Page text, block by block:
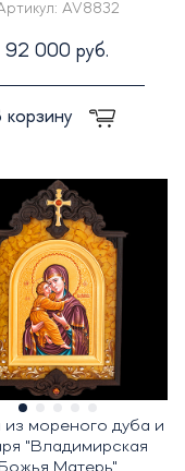
AV8832
92 000 руб.
корзину
из мореного дуба и
"Владимирская